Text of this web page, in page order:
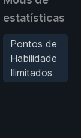
estatísticas
Pontos de
Habilidade
Ilimitados